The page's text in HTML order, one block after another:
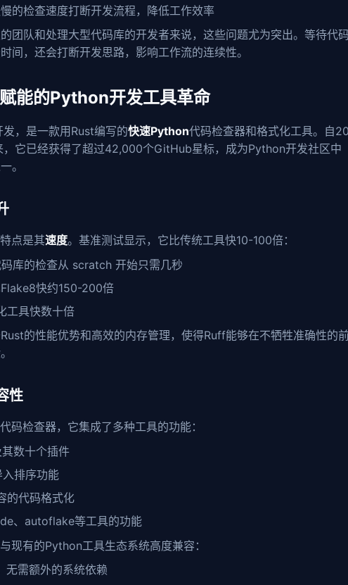
的检查速度打断开发流程，降低工作效率
团队和处理大型代码库的开发者来说，这些问题尤为突出。等待代码
间，还会打断开发思路，影响工作流的连续性。
能的Python开发工具革命
，是一款用Rust编写的快速Python代码检查器和格式化工具。自20
，它已经获得了超过42,000个GitHub星标，成为Python开发社区中
。
点是其速度。基准测试显示，它比传统工具快10-100倍：
库的检查从 scratch 开始只需几秒
快约150-200倍
工具快数十倍
的性能优势和高效的内存管理，使得Ruff能够在不牺牲准确性的前
性
码检查器，它集成了多种工具的功能：
数十个插件
排序功能
的代码格式化
、autoflake等工具的功能
现有的Python工具生态系统高度兼容：
无需额外的系统依赖